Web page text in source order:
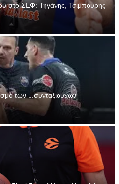
στο ΣΕΦ: Τηγάνης, Τσιμπούρης
των ...συνταξιούχων